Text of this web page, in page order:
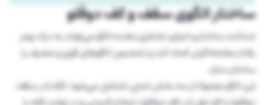
ساختار الگوی سقف و کف دوقلو
شناخت ساختار و اجزای تشکیل‌دهنده الگو می‌تواند به درک بهتر
رفتار معامله‌گران کمک کند و تشخیص الگوهای قوی و ضعیف را
ساده‌تر سازد.
این الگو معمولا از سه بخش اصلی تشکیل می‌شود؛ قله (در سقف